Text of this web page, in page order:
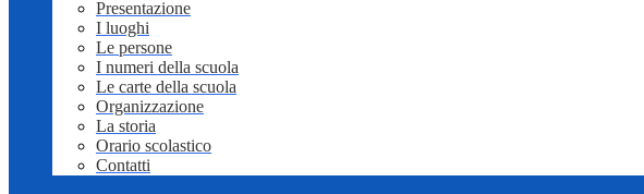
Presentazione
I luoghi
Le persone
I numeri della scuola
Le carte della scuola
Organizzazione
La storia
Orario scolastico
Contatti